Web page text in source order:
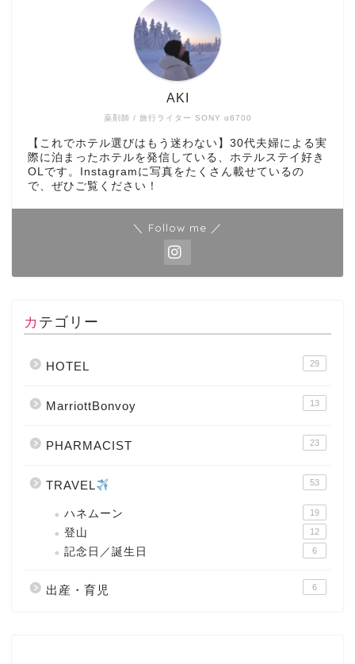
薬剤師 / 旅行ライター SONY α6700
AKI
【これでホテル選びはもう迷わない】30代夫婦による実
際に泊まったホテルを発信している、ホテルステイ好き
OLです。Instagramに写真をたくさん載せているの
で、ぜひご覧ください！
＼ Follow me ／
カテゴリー
HOTEL 29
MarriottBonvoy 13
PHARMACIST 23
TRAVEL 53
ハネムーン 19
登山 12
記念日／誕生日 6
出産・育児 6